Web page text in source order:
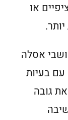
או
אסלה
עם בעיות
גובה